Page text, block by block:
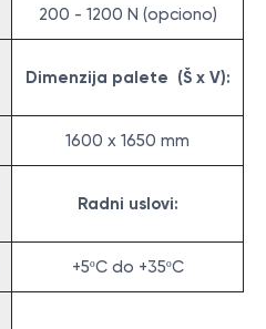
200 - 1200 N (opciono)
Dimenzija palete (Š x V):
1600 x 1650 mm
Radni uslovi:
+5ºC do +35ºC